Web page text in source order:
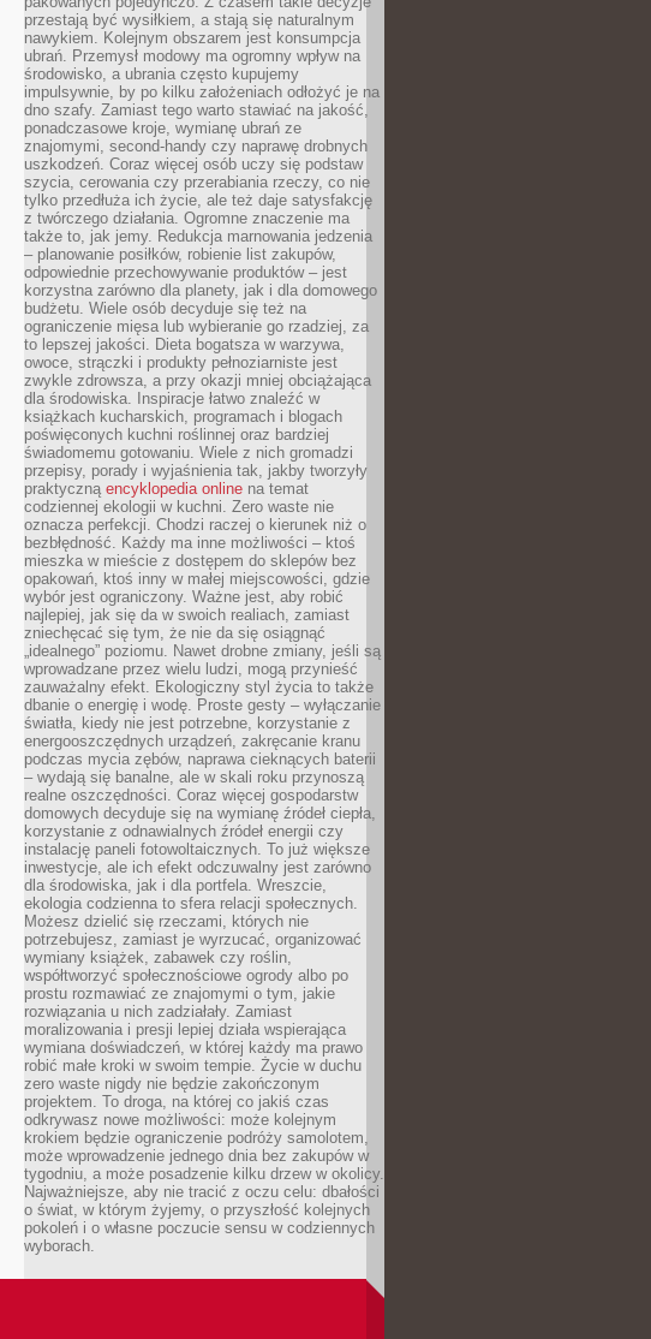
przestają być wysiłkiem, a stają się naturalnym
nawykiem. Kolejnym obszarem jest konsumpcja
ubrań. Przemysł modowy ma ogromny wpływ na
środowisko, a ubrania często kupujemy
impulsywnie, by po kilku założeniach odłożyć je na
dno szafy. Zamiast tego warto stawiać na jakość,
ponadczasowe kroje, wymianę ubrań ze
znajomymi, second-handy czy naprawę drobnych
uszkodzeń. Coraz więcej osób uczy się podstaw
szycia, cerowania czy przerabiania rzeczy, co nie
tylko przedłuża ich życie, ale też daje satysfakcję
z twórczego działania. Ogromne znaczenie ma
także to, jak jemy. Redukcja marnowania jedzenia
– planowanie posiłków, robienie list zakupów,
odpowiednie przechowywanie produktów – jest
korzystna zarówno dla planety, jak i dla domowego
budżetu. Wiele osób decyduje się też na
ograniczenie mięsa lub wybieranie go rzadziej, za
to lepszej jakości. Dieta bogatsza w warzywa,
owoce, strączki i produkty pełnoziarniste jest
zwykle zdrowsza, a przy okazji mniej obciążająca
dla środowiska. Inspiracje łatwo znaleźć w
książkach kucharskich, programach i blogach
poświęconych kuchni roślinnej oraz bardziej
świadomemu gotowaniu. Wiele z nich gromadzi
przepisy, porady i wyjaśnienia tak, jakby tworzyły
praktyczną encyklopedia online na temat
codziennej ekologii w kuchni. Zero waste nie
oznacza perfekcji. Chodzi raczej o kierunek niż o
bezbłędność. Każdy ma inne możliwości – ktoś
mieszka w mieście z dostępem do sklepów bez
opakowań, ktoś inny w małej miejscowości, gdzie
wybór jest ograniczony. Ważne jest, aby robić
najlepiej, jak się da w swoich realiach, zamiast
zniechęcać się tym, że nie da się osiągnąć
„idealnego” poziomu. Nawet drobne zmiany, jeśli są
wprowadzane przez wielu ludzi, mogą przynieść
zauważalny efekt. Ekologiczny styl życia to także
dbanie o energię i wodę. Proste gesty – wyłączanie
światła, kiedy nie jest potrzebne, korzystanie z
energooszczędnych urządzeń, zakręcanie kranu
podczas mycia zębów, naprawa cieknących baterii
– wydają się banalne, ale w skali roku przynoszą
realne oszczędności. Coraz więcej gospodarstw
domowych decyduje się na wymianę źródeł ciepła,
korzystanie z odnawialnych źródeł energii czy
instalację paneli fotowoltaicznych. To już większe
inwestycje, ale ich efekt odczuwalny jest zarówno
dla środowiska, jak i dla portfela. Wreszcie,
ekologia codzienna to sfera relacji społecznych.
Możesz dzielić się rzeczami, których nie
potrzebujesz, zamiast je wyrzucać, organizować
wymiany książek, zabawek czy roślin,
współtworzyć społecznościowe ogrody albo po
prostu rozmawiać ze znajomymi o tym, jakie
rozwiązania u nich zadziałały. Zamiast
moralizowania i presji lepiej działa wspierająca
wymiana doświadczeń, w której każdy ma prawo
robić małe kroki w swoim tempie. Życie w duchu
zero waste nigdy nie będzie zakończonym
projektem. To droga, na której co jakiś czas
odkrywasz nowe możliwości: może kolejnym
krokiem będzie ograniczenie podróży samolotem,
może wprowadzenie jednego dnia bez zakupów w
tygodniu, a może posadzenie kilku drzew w okolicy.
Najważniejsze, aby nie tracić z oczu celu: dbałości
o świat, w którym żyjemy, o przyszłość kolejnych
pokoleń i o własne poczucie sensu w codziennych
wyborach.